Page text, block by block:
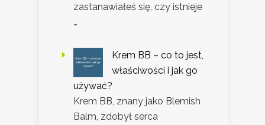
zastanawiałeś się, czy istnieje
…
Krem BB – co to jest,
właściwości i jak go
używać?
Krem BB, znany jako Blemish
Balm, zdobył serca